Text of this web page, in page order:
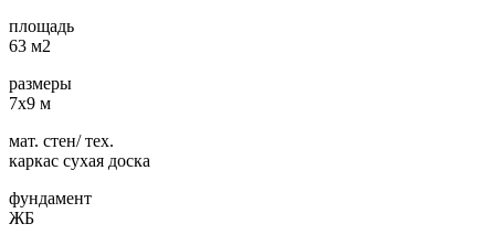
площадь
63 м2
размеры
7х9 м
мат. стен/ тех.
каркас сухая доска
фундамент
ЖБ